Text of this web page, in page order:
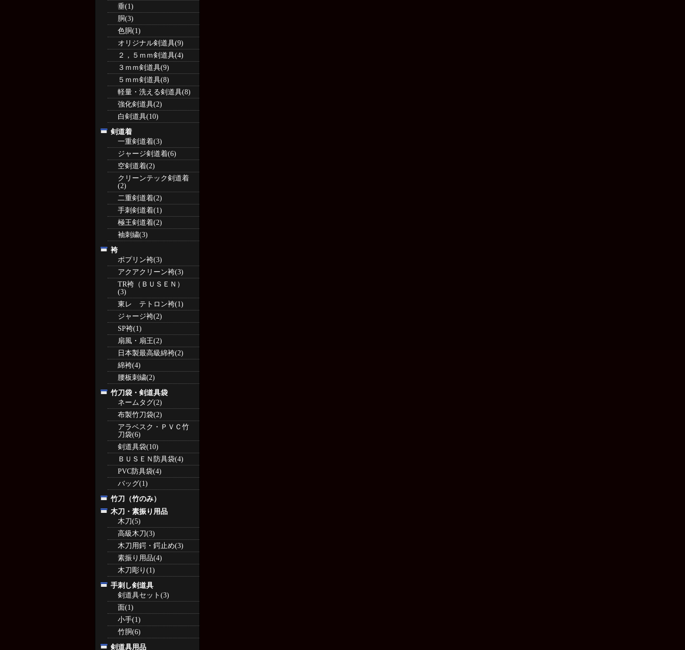
垂(1)
胴(3)
色胴(1)
オリジナル剣道具(9)
２，５ｍｍ剣道具(4)
３ｍｍ剣道具(9)
５ｍｍ剣道具(8)
軽量・洗える剣道具(8)
強化剣道具(2)
白剣道具(10)
剣道着
一重剣道着(3)
ジャージ剣道着(6)
空剣道着(2)
クリーンテック剣道着
(2)
二重剣道着(2)
手刺剣道着(1)
極王剣道着(2)
袖刺繍(3)
袴
ポプリン袴(3)
アクアクリーン袴(3)
TR袴（ＢＵＳＥＮ）
(3)
東レ テトロン袴(1)
ジャージ袴(2)
SP袴(1)
扇風・扇王(2)
日本製最高級綿袴(2)
綿袴(4)
腰板刺繍(2)
竹刀袋・剣道具袋
ネームタグ(2)
布製竹刀袋(2)
アラベスク・ＰＶＣ竹
刀袋(6)
剣道具袋(10)
ＢＵＳＥＮ防具袋(4)
PVC防具袋(4)
バッグ(1)
竹刀（竹のみ）
木刀・素振り用品
木刀(5)
高級木刀(3)
木刀用鍔・鍔止め(3)
素振り用品(4)
木刀彫り(1)
手刺し剣道具
剣道具セット(3)
面(1)
小手(1)
竹胴(6)
剣道具用品